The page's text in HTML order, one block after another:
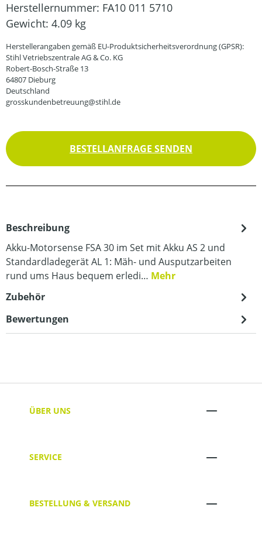
Herstellernummer: FA10 011 5710
Gewicht: 4.09 kg
Herstellerangaben gemäß EU-Produktsicherheitsverordnung (GPSR):
Stihl Vetriebszentrale AG & Co. KG
Robert-Bosch-Straße 13
64807 Dieburg
Deutschland
grosskundenbetreuung@stihl.de
BESTELLANFRAGE SENDEN
Beschreibung
Akku-Motorsense FSA 30 im Set mit Akku AS 2 und
Standardladegerät AL 1: Mäh- und Ausputzarbeiten
rund ums Haus bequem erledi… Mehr
Zubehör
Bewertungen
ÜBER UNS
SERVICE
BESTELLUNG & VERSAND